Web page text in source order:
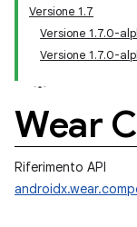
Versione 1.7
Versione 1.7.0-
Versione 1.7.0-
Wear
Riferimento API